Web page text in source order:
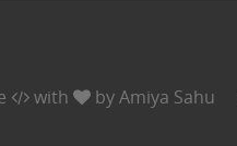
with byAmiya Sahu